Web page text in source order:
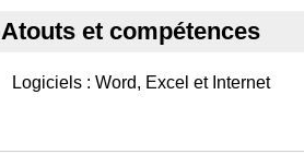
Atouts et compétences
Logiciels : Word, Excel et Internet